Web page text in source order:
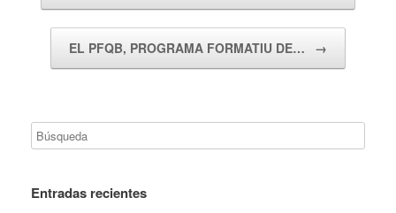
EL PFQB, PROGRAMA FORMATIU DE… →
Entradas recientes